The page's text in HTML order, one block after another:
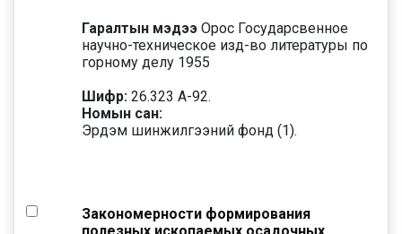
Гаралтын мэдээ Орос Государсвенное
научно-техническое изд-во литературы по
горному делу 1955
Шифр: 26.323 А-92.
Номын сан:
Эрдэм шинжилгээний фонд (1).
Закономерности формирования